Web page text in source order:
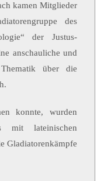
kamen Mitglieder
des
der Justus-
anschauliche und
über die
konnte, wurden
mit lateinischen
Gladiatorenkämpfe